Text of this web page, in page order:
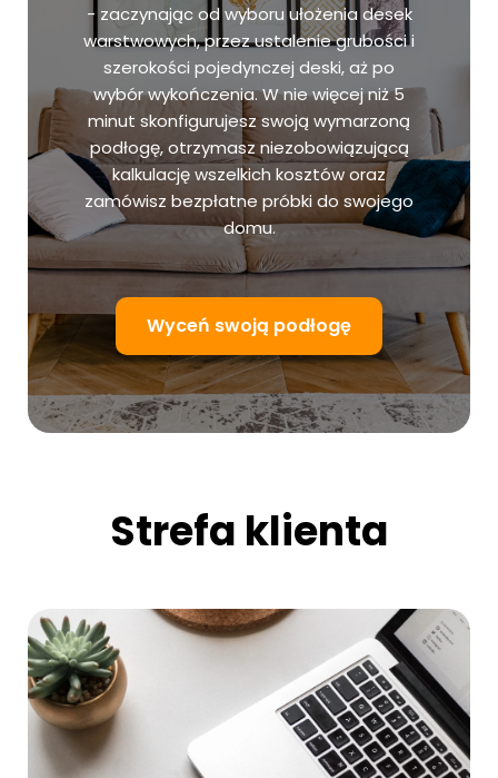
- zaczynając od wyboru ułożenia desek
warstwowych, przez ustalenie grubości i
szerokości pojedynczej deski, aż po
wybór wykończenia. W nie więcej niż 5
minut skonfigurujesz swoją wymarzoną
podłogę, otrzymasz niezobowiązującą
kalkulację wszelkich kosztów oraz
zamówisz bezpłatne próbki do swojego
domu.
Wyceń swoją podłogę
Strefa klienta